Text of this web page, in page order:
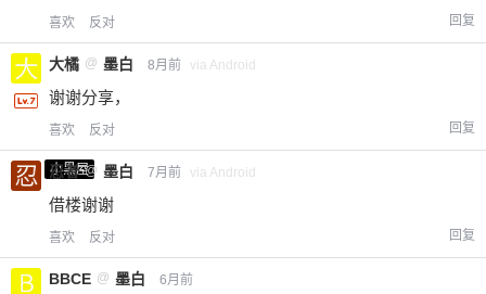
喜欢 反对 回复
大橘 @ 墨白 8月前 via Android
谢谢分享，
喜欢 反对 回复
小黑屋
忍者 @ 墨白 7月前 via Android
借楼谢谢
喜欢 反对 回复
BBCE @ 墨白 6月前